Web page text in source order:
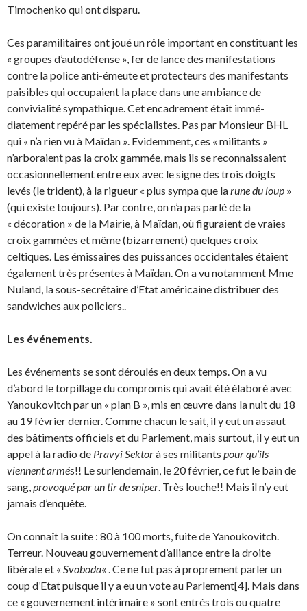
Timochenko qui ont disparu.
Ces paramilitaires ont joué un rôle important en constituant les
« groupes d’autodéfense », fer de lance des manifestations
contre la police anti-émeute et protecteurs des manifestants
paisibles qui occupaient la place dans une ambiance de
convivialité sympathique. Cet encadrement était immé­
diatement repéré par les spécialistes. Pas par Monsieur BHL
qui « n’a rien vu à Maïdan ». Evidem­ment, ces « militants »
n’arboraient pas la croix gammée, mais ils se reconnaissaient
occasionnelle­ment entre eux avec le signe des trois doigts
levés (le trident), à la rigueur « plus sympa que larune du loup »
(qui existe toujours). Par contre, on n’a pas parlé de la
« décoration » de la Mairie, à Maïdan, où figuraient de vraies
croix gammées et même (bizarrement) quelques croix
celtiques. Les émissaires des puissances occidentales étaient
également très présentes à Maïdan. On a vu notamment Mme
Nuland, la sous-secrétaire d’Etat américaine distribuer des
sandwiches aux policiers..
Les événements.
Les événements se sont déroulés en deux temps. On a vu
d’abord le torpillage du compromis qui avait été élaboré avec
Yanoukovitch par un « plan B », mis en œuvre dans la nuit du 18
au 19 février dernier. Comme chacun le sait, il y eut un assaut
des bâtiments officiels et du Parlement, mais surtout, il y eut un
appel à la radio de Pravyi Sektorà ses militants pour qu’ils
viennent armés!! Le surlendemain, le 20 février, ce fut le bain de
sang,provoqué par un tir de sniper. Très louche!! Mais il n’y eut
jamais d’enquête.
On connaît la suite : 80 à 100 morts, fuite de Yanoukovitch.
Terreur. Nouveau gouvernement d’alliance entre la droite
libérale et « Svoboda« . Ce ne fut pas à proprement parler un
coup d’Etat puisque il y a eu un vote au Parlement[4]. Mais dans
ce « gouvernement intérimaire » sont entrés trois ou quatre